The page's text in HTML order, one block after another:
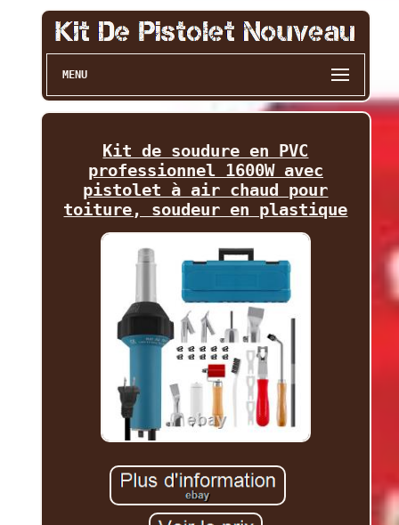
MENU
Kit de soudure en PVC
professionnel 1600W avec
pistolet à air chaud pour
toiture, soudeur en plastique